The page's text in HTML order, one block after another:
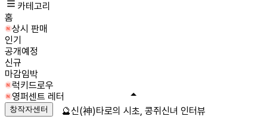
카테고리
홈
상시 판매
인기
공개예정
신규
마감임박
럭키드로우
영퍼센트 레터
창작자센터 🔮신(神)타로의 시초, 콩쥐신녀 인터뷰